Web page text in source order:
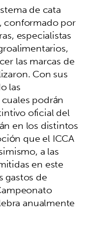
de cata
conformado por
especialistas
las marcas de
Con sus
las
podrán
oficial del
en los distintos
que el ICCA
a las
en este
gastos de
anualmente